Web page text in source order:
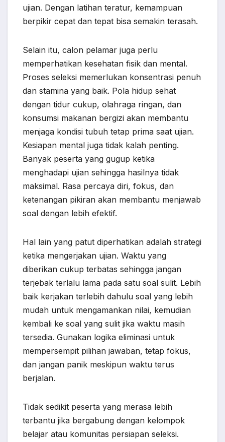
ujian. Dengan latihan teratur, kemampuan
berpikir cepat dan tepat bisa semakin terasah.
Selain itu, calon pelamar juga perlu
memperhatikan kesehatan fisik dan mental.
Proses seleksi memerlukan konsentrasi penuh
dan stamina yang baik. Pola hidup sehat
dengan tidur cukup, olahraga ringan, dan
konsumsi makanan bergizi akan membantu
menjaga kondisi tubuh tetap prima saat ujian.
Kesiapan mental juga tidak kalah penting.
Banyak peserta yang gugup ketika
menghadapi ujian sehingga hasilnya tidak
maksimal. Rasa percaya diri, fokus, dan
ketenangan pikiran akan membantu menjawab
soal dengan lebih efektif.
Hal lain yang patut diperhatikan adalah strategi
ketika mengerjakan ujian. Waktu yang
diberikan cukup terbatas sehingga jangan
terjebak terlalu lama pada satu soal sulit. Lebih
baik kerjakan terlebih dahulu soal yang lebih
mudah untuk mengamankan nilai, kemudian
kembali ke soal yang sulit jika waktu masih
tersedia. Gunakan logika eliminasi untuk
mempersempit pilihan jawaban, tetap fokus,
dan jangan panik meskipun waktu terus
berjalan.
Tidak sedikit peserta yang merasa lebih
terbantu jika bergabung dengan kelompok
belajar atau komunitas persiapan seleksi.